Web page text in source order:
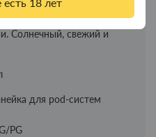
Яркий, сочный и игривый.
с ананасом, маракуйей и
Солнечный, свежий и
для pod-систем
PG